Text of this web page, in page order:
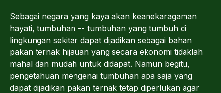
Sebagai negara yang kaya akan keanekaragaman
hayati, tumbuhan -- tumbuhan yang tumbuh di
lingkungan sekitar dapat dijadikan sebagai bahan
pakan ternak hijauan yang secara ekonomi tidaklah
mahal dan mudah untuk didapat. Namun begitu,
pengetahuan mengenai tumbuhan apa saja yang
dapat dijadikan pakan ternak tetap diperlukan agar